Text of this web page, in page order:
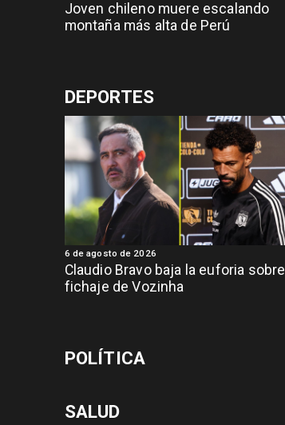
Joven chileno muere escalando
montaña más alta de Perú
DEPORTES
Claudio Bravo baja la euforia sobre
fichaje de Vozinha
6 de agosto de 2026
POLÍTICA
SALUD